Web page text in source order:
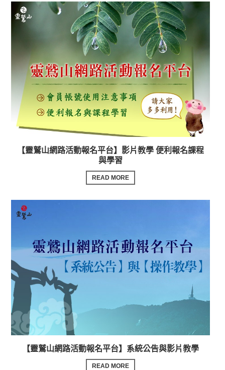
【靈鷲山網路活動報名平台】影片教學 便利報名課程
與學習
READ MORE
【靈鷲山網路活動報名平台】系統公告與影片教學
READ MORE